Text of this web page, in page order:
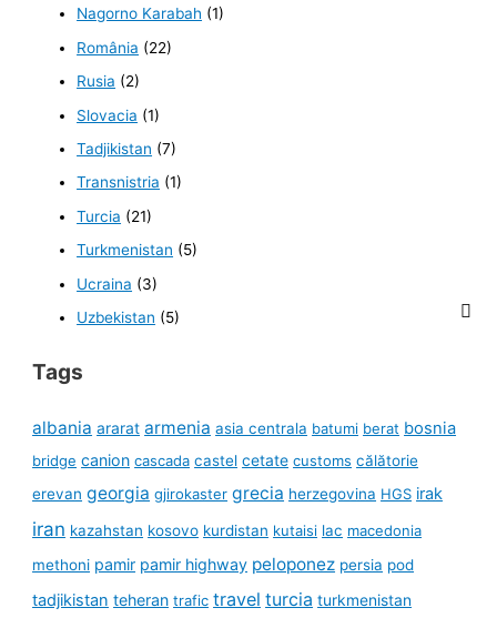
Nagorno Karabah (1)
România (22)
Rusia (2)
Slovacia (1)
Tadjikistan (7)
Transnistria (1)
Turcia (21)
Turkmenistan (5)
Ucraina (3)
Uzbekistan (5)
Tags
albania ararat armenia asia centrala batumi berat bosnia
bridge canion cascada castel cetate customs călătorie
erevan georgia gjirokaster grecia herzegovina HGS irak
iran kazahstan kosovo kurdistan kutaisi lac macedonia
methoni pamir pamir highway peloponez persia pod
tadjikistan teheran trafic travel turcia turkmenistan